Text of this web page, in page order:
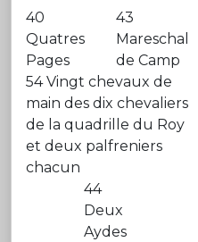
40
Quatres
Pages
43
Mareschal
de Camp
54 Vingt chevaux de
main des dix chevaliers
de la quadrille du Roy
et deux palfreniers
chacun
44
Deux
Aydes